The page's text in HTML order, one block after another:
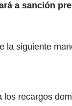
a sanción
la siguiente
recargos